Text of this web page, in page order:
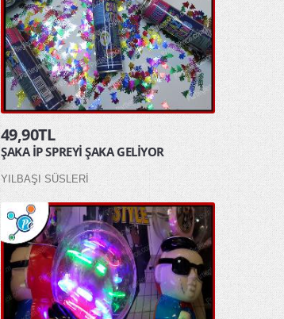
49,90TL
ŞAKA İP SPREYİ ŞAKA GELİYOR
YILBAŞI SÜSLERİ